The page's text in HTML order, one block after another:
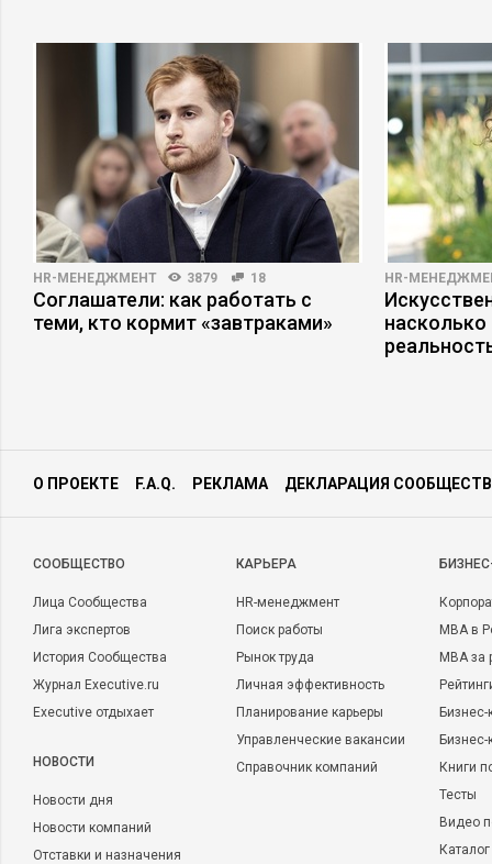
HR-МЕНЕДЖМЕНТ 3879 18
Соглашатели: как работать с
теми, кто кормит «завтраками»
HR-
О ПРОЕКТЕ F.A.Q. РЕКЛАМА ДЕКЛАРАЦИЯ
CООБЩЕСТВО
Лица Сообщества
Лига экспертов
История Сообщества
Журнал Executive.ru
Executive отдыхает
НОВОСТИ
Новости дня
Новости компаний
Отставки и назначения
КАРЬЕРА
HR-менеджмент
Поиск работы
Рынок труда
Личная эффективность
Планирование карьеры
Управленческие вакансии
Справочник компаний
MBA в
MBA
Бизнес-
Книги
Тесты
Видео